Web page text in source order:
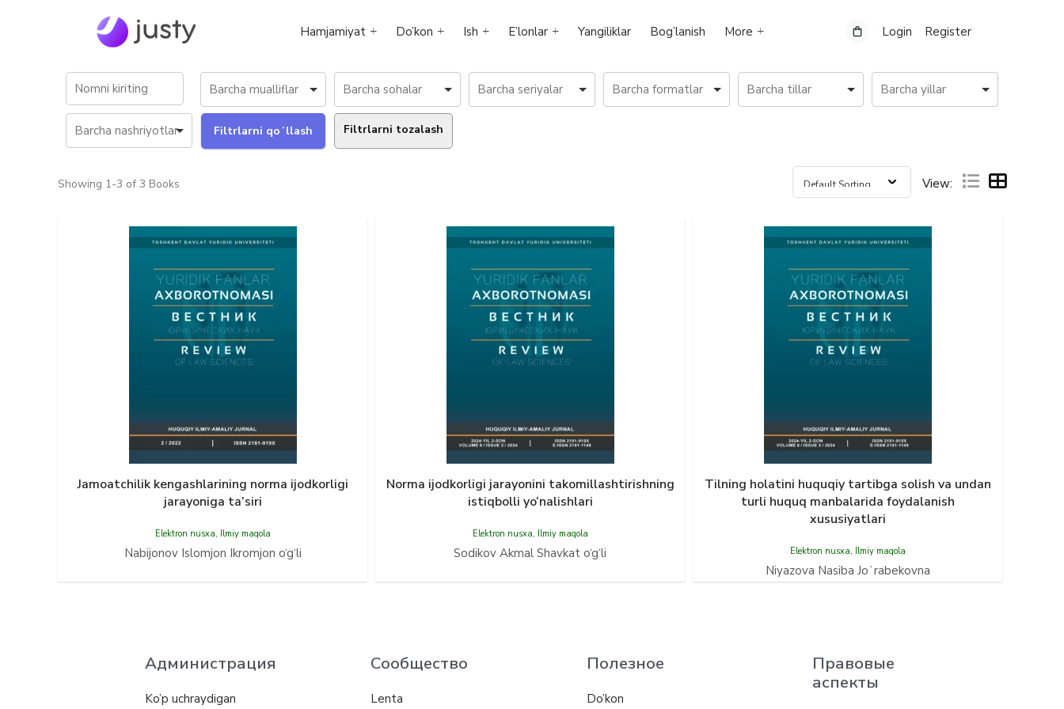
Hamjamiyat Do’kon Ish E’lonlar Yangiliklar Bog’lanish More Login Register
Filtrlarni tozalash
Showing 1-3 of 3 Books View:
Jamoatchilik kengashlarining norma ijodkorligi
jarayoniga ta’siri
Elektron nusxa, Ilmiy maqola
Nabijonov Islomjon Ikromjon o‘g‘li
Norma ijodkorligi jarayonini takomillashtirishning
istiqbolli yo‘nalishlari
Elektron nusxa, Ilmiy maqola
Sodikov Akmal Shavkat o‘g‘li
Tilning holatini huquqiy tartibga solish va undan
turli huquq manbalarida foydalanish
xususiyatlari
Elektron nusxa, Ilmiy maqola
Niyazova Nasiba Joʻrabekovna
Администрация
Ko’p uchraydigan
Сообщество
Lenta
Полезное
Do’kon
Правовые
аспекты